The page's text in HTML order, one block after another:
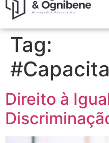
Tag:
Direito à